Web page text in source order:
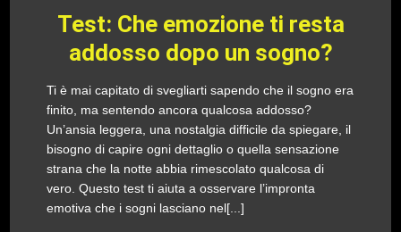
Test: Che emozione ti resta
addosso dopo un sogno?
Ti è mai capitato di svegliarti sapendo che il sogno era
finito, ma sentendo ancora qualcosa addosso?
Un’ansia leggera, una nostalgia difficile da spiegare, il
bisogno di capire ogni dettaglio o quella sensazione
strana che la notte abbia rimescolato qualcosa di
vero. Questo test ti aiuta a osservare l’impronta
emotiva che i sogni lasciano nel[...]